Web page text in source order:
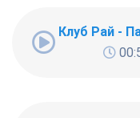
Клуб Рай -